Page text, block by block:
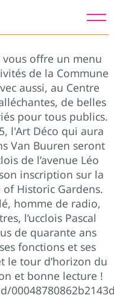
offre un menu
de la Commune
aussi, au Centre
de belles
pour tous publics.
l'Art Déco qui aura
Van Buuren seront
de l’avenue Léo
inscription sur la
Historic Gardens.
homme de radio,
l’ucclois Pascal
de quarante ans
fonctions et ses
le tour d’horizon du
et bonne lecture !